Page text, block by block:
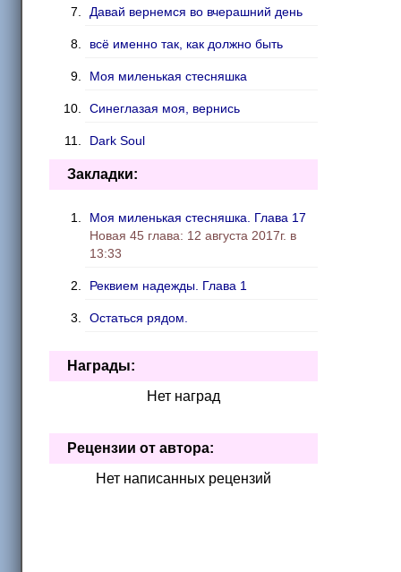
Давай вернемся во вчерашний день
всё именно так, как должно быть
Моя миленькая стесняшка
Синеглазая моя, вернись
Dark Soul
Научи меня любить
Благодарность за спасение
Закладки:
Моя миленькая стесняшка. Глава 17
Новая 45 глава: 12 августа 2017г. в
13:33
Реквием надежды. Глава 1
Остаться рядом.
Награды:
Нет наград
Рецензии от автора:
Нет написанных рецензий